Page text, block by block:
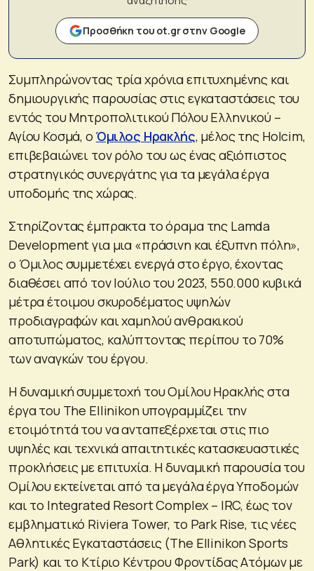
Προσθήκη του ot.gr στην Google
Συμπληρώνοντας τρία χρόνια επιτυχημένης και
δημιουργικής παρουσίας στις εγκαταστάσεις του
εντός του Μητροπολιτικού Πόλου Ελληνικού –
Αγίου Κοσμά, ο Όμιλος Ηρακλής, μέλος της Holcim,
επιβεβαιώνει τον ρόλο του ως ένας αξιόπιστος
στρατηγικός συνεργάτης για τα μεγάλα έργα
υποδομής της χώρας.
Στηρίζοντας έμπρακτα το όραμα της Lamda
Development για μια «πράσινη και έξυπνη πόλη»,
ο Όμιλος συμμετέχει ενεργά στο έργο, έχοντας
διαθέσει από τον Ιούλιο του 2023, 550.000 κυβικά
μέτρα έτοιμου σκυροδέματος υψηλών
προδιαγραφών και χαμηλού ανθρακικού
αποτυπώματος, καλύπτοντας περίπου το 70%
των αναγκών του έργου.
Η δυναμική συμμετοχή του Ομίλου Ηρακλής στα
έργα του The Ellinikon υπογραμμίζει την
ετοιμότητά του να ανταπεξέρχεται στις πιο
υψηλές και τεχνικά απαιτητικές κατασκευαστικές
προκλήσεις με επιτυχία. Η δυναμική παρουσία του
Ομίλου εκτείνεται από τα μεγάλα έργα Υποδομών
και το Integrated Resort Complex – IRC, έως τον
εμβληματικό Riviera Tower, το Park Rise, τις νέες
Αθλητικές Εγκαταστάσεις (The Ellinikon Sports
Park) και το Κτίριο Κέντρου Φροντίδας Ατόμων με